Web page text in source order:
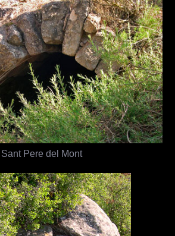
Sant Pere del Mont